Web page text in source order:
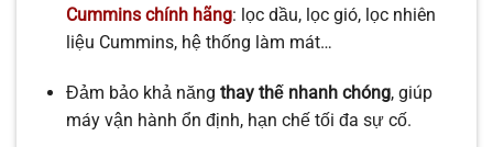
Cummins chính hãng: lọc dầu, lọc gió, lọc nhiên
liệu Cummins, hệ thống làm mát…
Đảm bảo khả năng thay thế nhanh chóng, giúp
máy vận hành ổn định, hạn chế tối đa sự cố.